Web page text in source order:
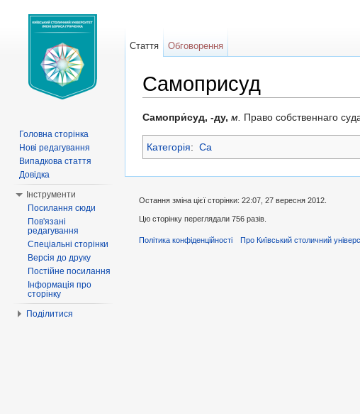
Самоприсуд
Самопри́суд, -ду, м. Право собственнаго
Категорія: Са
Стаття Обговорення
Головна сторінка
Нові редагування
Випадкова стаття
Довідка
Інструменти
Посилання сюди
Пов'язані
редагування
Спеціальні сторінки
Версія до друку
Постійне посилання
Інформація про
сторінку
Поділитися
Остання зміна цієї сторінки: 22:07, 27 вересня 2012.
Цю сторінку переглядали 756 разів.
Політика конфіденційності Про Київський столичний